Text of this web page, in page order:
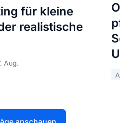
für kleine
realistische
Aug.